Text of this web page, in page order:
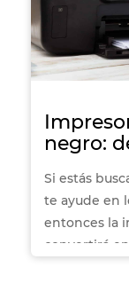
negro:
Si estás
te ayude en
entonces la
convertirá